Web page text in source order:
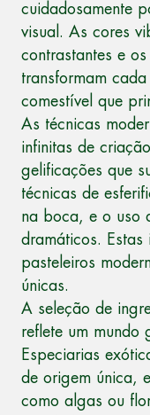
cuidadosamente
visual. As cores
contrastantes e
transformam
comestível que
As técnicas
infinitas de
gelificações que
técnicas de
na boca, e o uso
dramáticos. Estas
pasteleiros
únicas.
A seleção de
reflete um mundo
Especiarias
de origem única,
como algas ou